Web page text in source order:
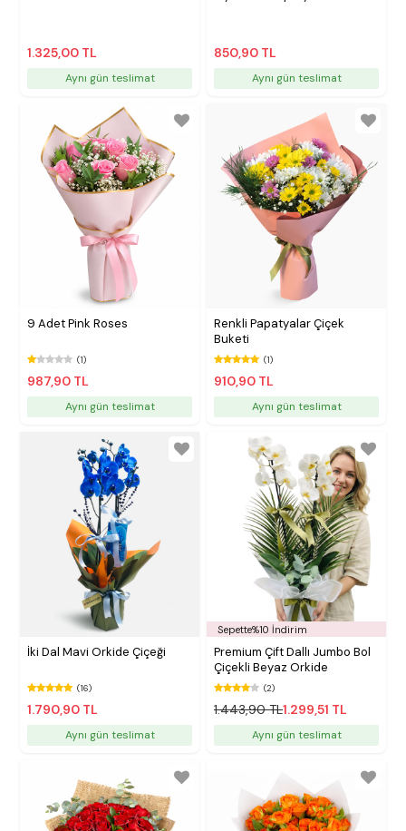
1.325,00 TL
Aynı gün teslimat
850,90 TL
Aynı gün teslimat
9 Adet Pink Roses
(1)
987,90 TL
Aynı gün teslimat
Renkli Papatyalar Çiçek
Buketi
(1)
910,90 TL
Aynı gün teslimat
İki Dal Mavi Orkide Çiçeği
(16)
1.790,90 TL
Aynı gün teslimat
Sepette%10 İndirim
Premium Çift Dallı Jumbo Bol
Çiçekli Beyaz Orkide
(2)
1.443,90 TL1.299,51 TL
Aynı gün teslimat